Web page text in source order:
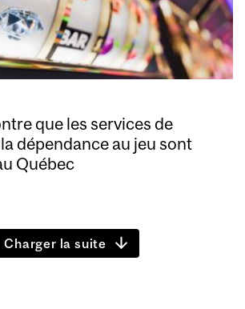
que les services de
dépendance au jeu sont
Québec
Charger la suite